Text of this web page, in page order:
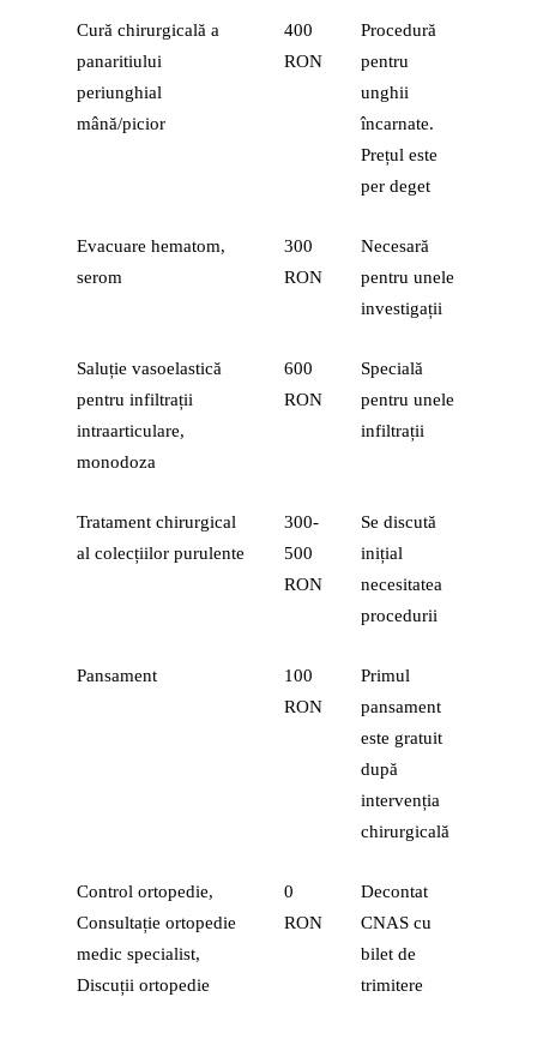
Cură chirurgicală a
panaritiului
periunghial
mână/picior
400
RON
Procedură
pentru
unghii
încarnate.
Prețul este
per deget
Evacuare hematom,
serom
300
RON
Necesară
pentru unele
investigații
Saluție vasoelastică
pentru infiltrații
intraarticulare,
monodoza
600
RON
Specială
pentru unele
infiltrații
Tratament chirurgical
al colecțiilor purulente
300-
500
RON
Se discută
inițial
necesitatea
procedurii
Pansament
100
RON
Primul
pansament
este gratuit
după
intervenția
chirurgicală
Control ortopedie,
Consultație ortopedie
medic specialist,
Discuții ortopedie
0
RON
Decontat
CNAS cu
bilet de
trimitere